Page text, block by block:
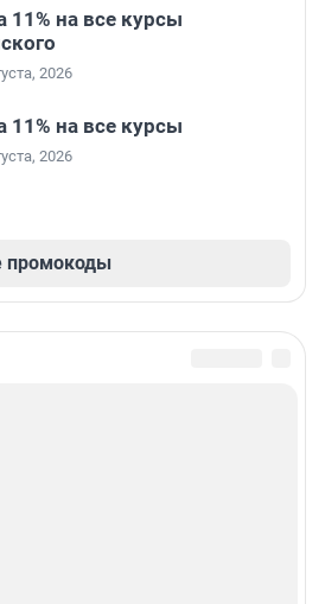
11% на все курсы
2026
11% на все курсы
2026
промокоды